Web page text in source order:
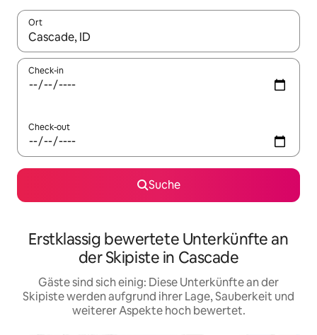
Ort
Wenn Ergebnisse verfügbar sind, navigiere mit den
Check-in
Check-out
Suche
Erstklassig bewertete Unterkünfte an
der Skipiste in Cascade
Gäste sind sich einig: Diese Unterkünfte an der
Skipiste werden aufgrund ihrer Lage, Sauberkeit und
weiterer Aspekte hoch bewertet.